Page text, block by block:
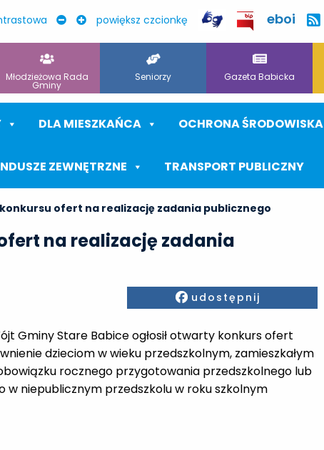
powiększ czcionkę eboi
Młodzieżowa Rada
Gminy
Seniorzy Gazeta Babicka
DLA MIESZKAŃCA OCHRONA ŚRODOWISKA
ZEWNĘTRZNE TRANSPORT PUBLICZNY
ofert na realizację zadania publicznego
na realizację zadania
Facebook
udostępnij
Gminy Stare Babice ogłosił otwarty konkurs ofert
dzieciom w wieku przedszkolnym, zamieszkałym
rocznego przygotowania przedszkolnego lub
niepublicznym przedszkolu w roku szkolnym